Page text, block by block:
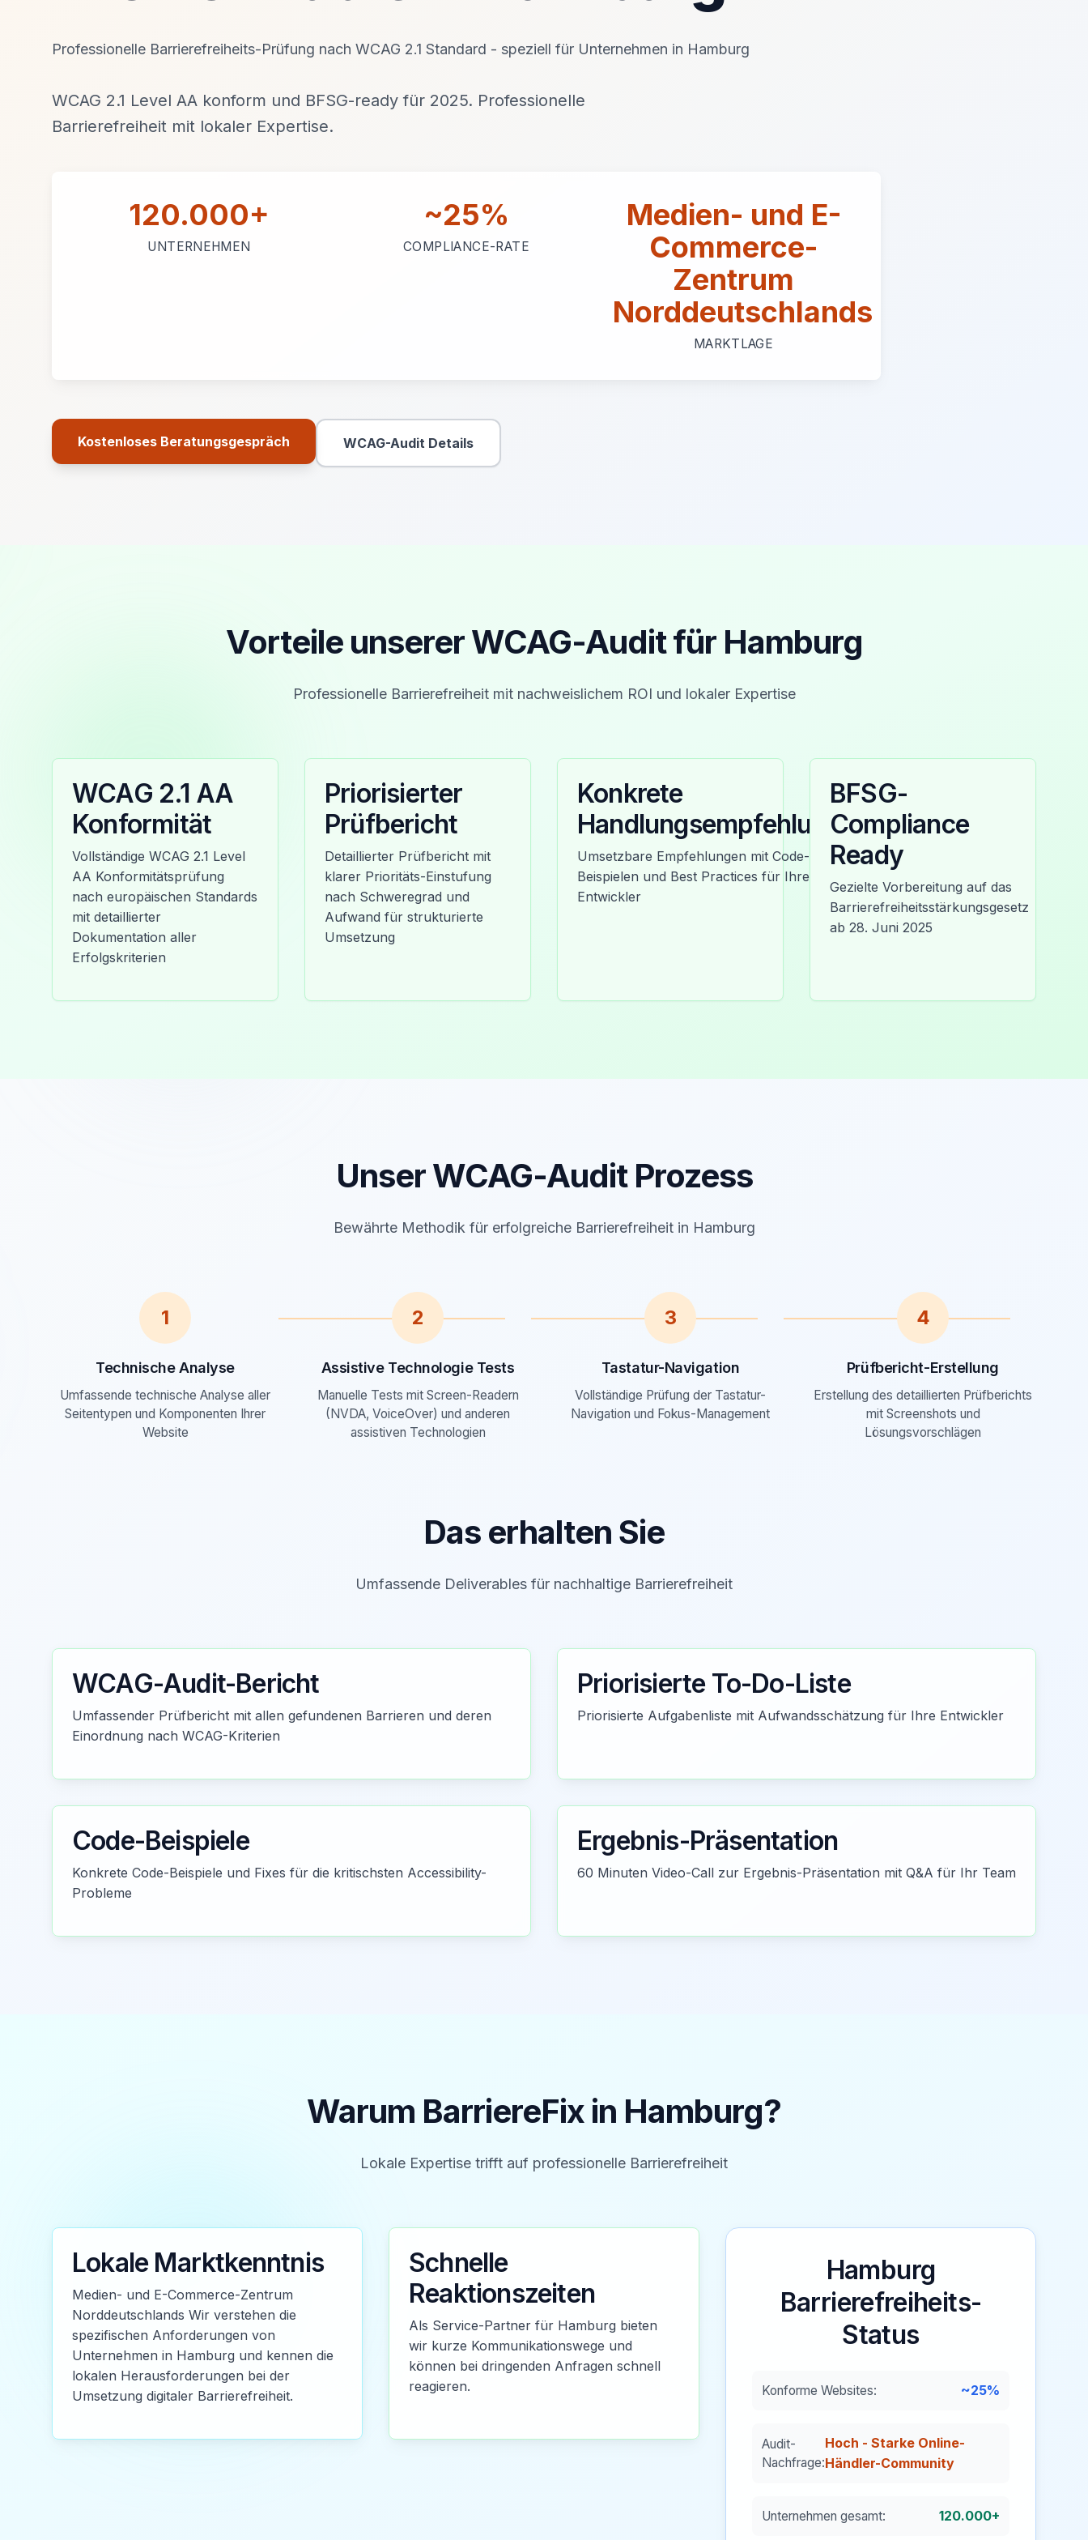
Professionelle Barrierefreiheits-Prüfung nach WCAG 2.1 Standard - speziell für Unternehmen in Hamburg
WCAG 2.1 Level AA konform und BFSG-ready für 2025. Professionelle
Barrierefreiheit mit lokaler Expertise.
120.000+
UNTERNEHMEN
~25%
COMPLIANCE-RATE
Medien- und E-
Commerce-
Zentrum
Norddeutschlands
MARKTLAGE
Kostenloses Beratungsgespräch
Primäre Aktion WCAG-Audit Details
Sekundäre Aktion
Vorteile unserer WCAG-Audit für Hamburg
Professionelle Barrierefreiheit mit nachweislichem ROI und lokaler Expertise
WCAG 2.1 AA
Konformität
Vollständige WCAG 2.1 Level
AA Konformitätsprüfung
nach europäischen Standards
mit detaillierter
Dokumentation aller
Erfolgskriterien
Priorisierter
Prüfbericht
Detaillierter Prüfbericht mit
klarer Prioritäts-Einstufung
nach Schweregrad und
Aufwand für strukturierte
Umsetzung
Konkrete
Handlungsempfehlungen
Umsetzbare Empfehlungen mit Code-
Beispielen und Best Practices für Ihre
Entwickler
BFSG-
Compliance
Ready
Gezielte Vorbereitung auf das
Barrierefreiheitsstärkungsgesetz
ab 28. Juni 2025
Unser WCAG-Audit Prozess
Bewährte Methodik für erfolgreiche Barrierefreiheit in Hamburg
1
Technische Analyse
Umfassende technische Analyse aller
Seitentypen und Komponenten Ihrer
Website
2
Assistive Technologie Tests
Manuelle Tests mit Screen-Readern
(NVDA, VoiceOver) und anderen
assistiven Technologien
3
Tastatur-Navigation
Vollständige Prüfung der Tastatur-
Navigation und Fokus-Management
4
Prüfbericht-Erstellung
Erstellung des detaillierten Prüfberichts
mit Screenshots und
Lösungsvorschlägen
Das erhalten Sie
Umfassende Deliverables für nachhaltige Barrierefreiheit
WCAG-Audit-Bericht
Umfassender Prüfbericht mit allen gefundenen Barrieren und deren
Einordnung nach WCAG-Kriterien
Priorisierte To-Do-Liste
Priorisierte Aufgabenliste mit Aufwandsschätzung für Ihre Entwickler
Code-Beispiele
Konkrete Code-Beispiele und Fixes für die kritischsten Accessibility-
Probleme
Ergebnis-Präsentation
60 Minuten Video-Call zur Ergebnis-Präsentation mit Q&A für Ihr Team
Warum BarriereFix in Hamburg?
Lokale Expertise trifft auf professionelle Barrierefreiheit
Lokale Marktkenntnis
Medien- und E-Commerce-Zentrum
Norddeutschlands Wir verstehen die
spezifischen Anforderungen von
Unternehmen in Hamburg und kennen die
lokalen Herausforderungen bei der
Umsetzung digitaler Barrierefreiheit.
Schnelle
Reaktionszeiten
Als Service-Partner für Hamburg bieten
wir kurze Kommunikationswege und
können bei dringenden Anfragen schnell
reagieren.
Hamburg
Barrierefreiheits-
Status
Konforme Websites: ~25%
Audit-
Nachfrage:
Hoch - Starke Online-
Händler-Community
Unternehmen gesamt: 120.000+